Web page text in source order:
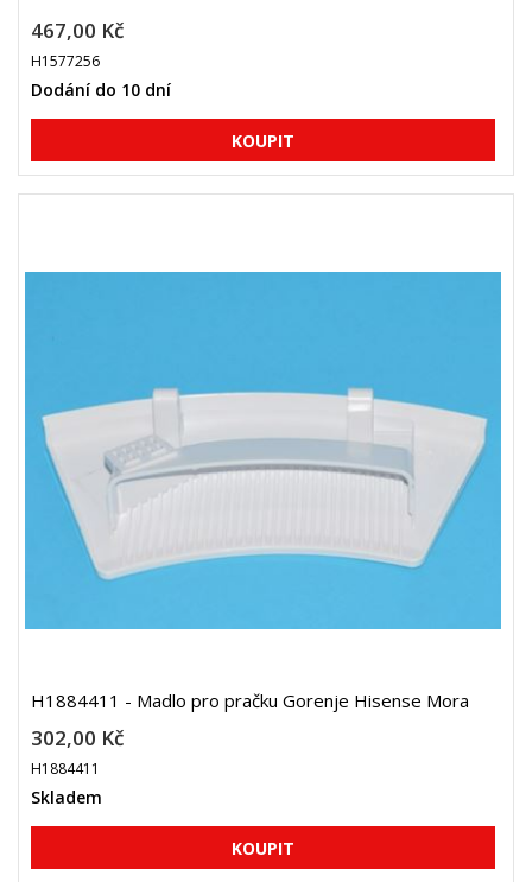
467,00 Kč
H1577256
Dodání do 10 dní
H1884411 - Madlo pro pračku Gorenje Hisense Mora
302,00 Kč
H1884411
Skladem